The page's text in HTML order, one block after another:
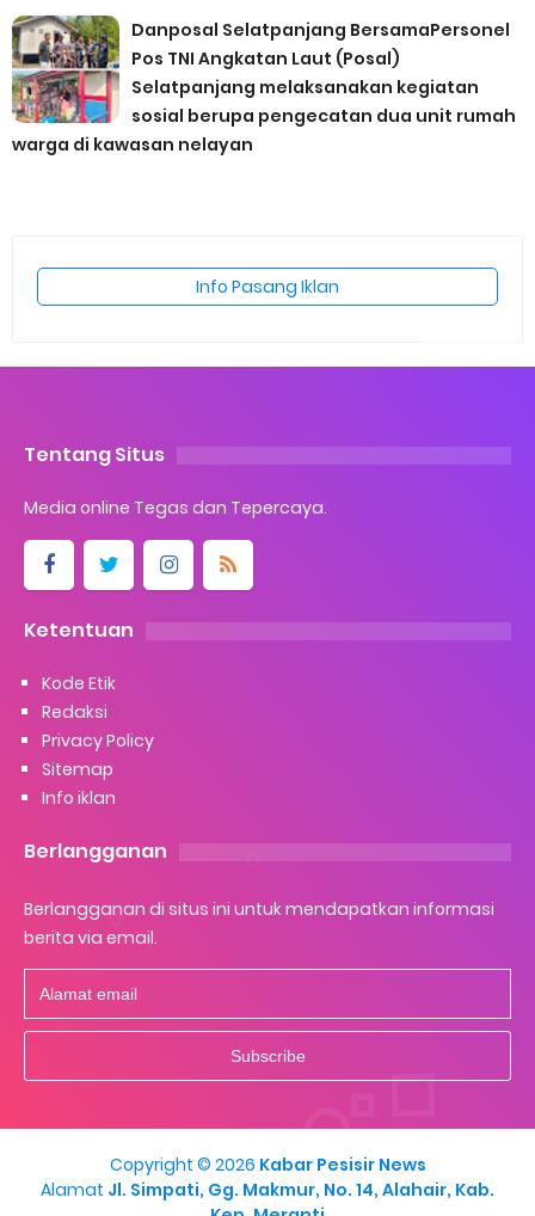
Danposal Selatpanjang BersamaPersonel
Pos TNI Angkatan Laut (Posal)
Selatpanjang melaksanakan kegiatan
sosial berupa pengecatan dua unit rumah
warga di kawasan nelayan
Info Pasang Iklan
Tentang Situs
Media online Tegas dan Tepercaya.
Ketentuan
Kode Etik
Redaksi
Privacy Policy
Sitemap
Info iklan
Berlangganan
Berlangganan di situs ini untuk mendapatkan informasi
berita via email.
Copyright © 2026 Kabar Pesisir News
Alamat Jl. Simpati, Gg. Makmur, No. 14, Alahair, Kab.